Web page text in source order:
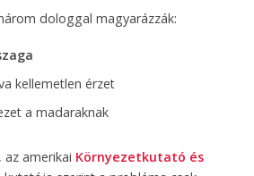
dologgal magyarázzák:
kellemetlen érzet
a madaraknak
az amerikai Környezetkutató és